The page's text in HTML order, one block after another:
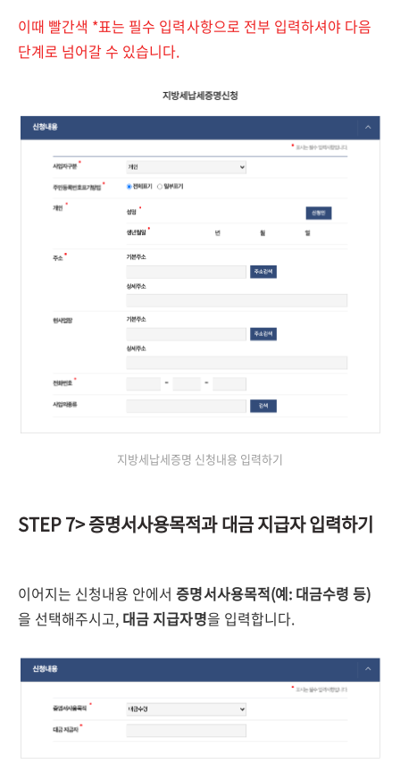
이때 빨간색 *표는 필수 입력사항으로 전부 입력하셔야 다음
단계로 넘어갈 수 있습니다.
지방세납세증명 신청내용 입력하기
STEP 7> 증명서사용목적과 대금 지급자 입력하기
이어지는 신청내용 안에서증명서사용목적(예: 대금수령 등)
을 선택해주시고, 대금 지급자명을 입력합니다.